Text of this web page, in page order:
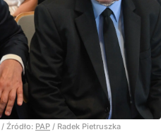
/ Źródło: PAP / Radek Pietruszka